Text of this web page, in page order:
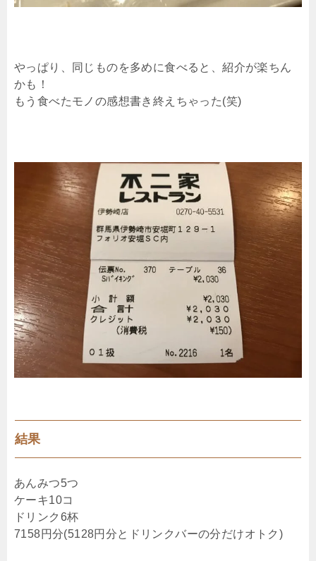
やっぱり、同じものを多めに食べると、紹介が楽ちん
かも！
もう食べたモノの感想書き終えちゃった(笑)
結果
あんみつ5つ
ケーキ10コ
ドリンク6杯
7158円分(5128円分とドリンクバーの分だけオトク)